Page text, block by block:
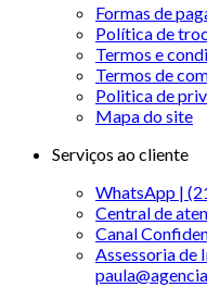
Formas de
Política de
Termos e
Termos de
Politica de
Mapa do site
Serviços ao cliente
WhatsApp |
Central de
Canal
Assessoria de